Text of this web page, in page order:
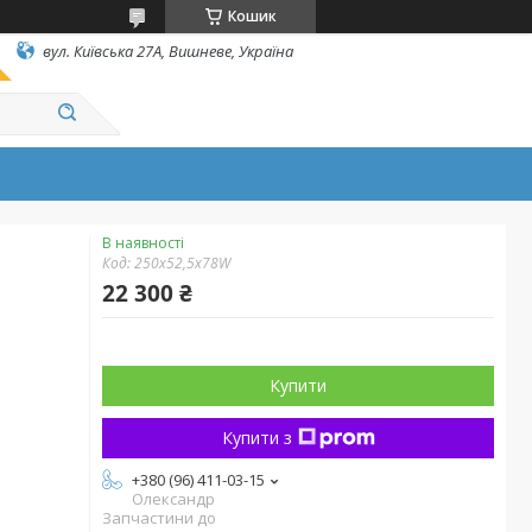
Кошик
вул. Київська 27А, Вишневе, Україна
В наявності
Код:250х52,5х78W
22 300 ₴
Купити
Купити з
+380 (96) 411-03-15
Олександр
Запчастини до